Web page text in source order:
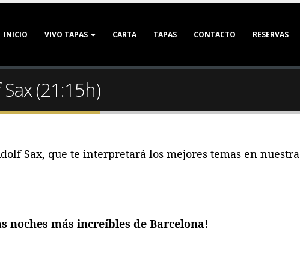
INICIO VIVO TAPAS CARTA TAPAS CONTACTO RESERVAS
(21:15h)
Sax, que te interpretará los mejores temas en nuestra
noches más increíbles de Barcelona!